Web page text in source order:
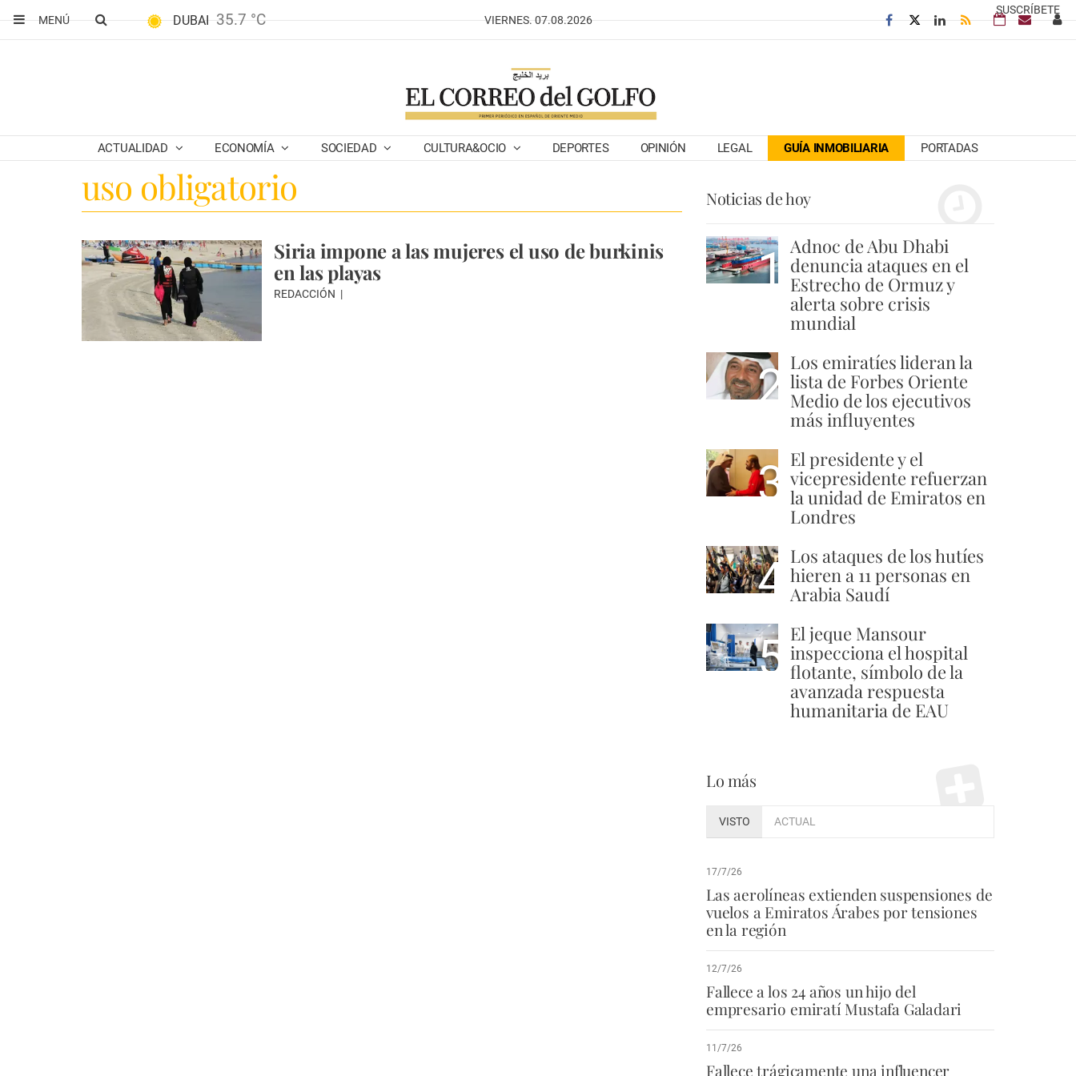
SUSCRÍBETE
MENÚ
DUBAI 35.7 °C VIERNES. 07.08.2026
ACTUALIDAD ECONOMÍA SOCIEDAD CULTURA&OCIO DEPORTES OPINIÓN LEGAL GUÍA INMOBILIARIA PORTADAS
uso obligatorio
Siria impone a las mujeres el uso de burkinis
en las playas
REDACCIÓN
Noticias de hoy
1 Adnoc de Abu Dhabi
denuncia ataques en el
Estrecho de Ormuz y
alerta sobre crisis
mundial
2 Los emiratíes lideran la
lista de Forbes Oriente
Medio de los ejecutivos
más influyentes
3 El presidente y el
vicepresidente refuerzan
la unidad de Emiratos en
Londres
4 Los ataques de los hutíes
hieren a 11 personas en
Arabia Saudí
5 El jeque Mansour
inspecciona el hospital
flotante, símbolo de la
avanzada respuesta
humanitaria de EAU
Lo más
VISTO ACTUAL
17/7/26
Las aerolíneas extienden suspensiones de
vuelos a Emiratos Árabes por tensiones
en la región
12/7/26
Fallece a los 24 años un hijo del
empresario emiratí Mustafa Galadari
11/7/26
Fallece trágicamente una influencer